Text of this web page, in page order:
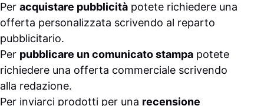
Per acquistare pubblicità potete richiedere una
offerta personalizzata scrivendo al reparto
pubblicitario.
Per pubblicare un comunicato stampa potete
richiedere una offerta commerciale scrivendo
alla redazione.
Per inviarci prodotti per una recensione